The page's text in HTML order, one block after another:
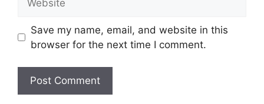
Save my name, email, and website in this
browser for the next time I comment.